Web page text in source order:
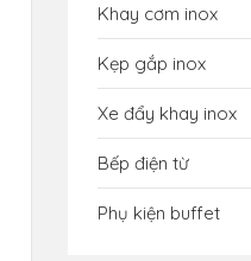
Khay cơm inox
Kẹp gắp inox
Xe đẩy khay inox
Bếp điện từ
Phụ kiện buffet